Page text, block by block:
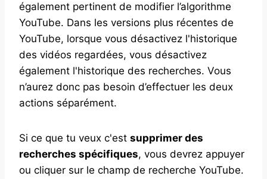
également pertinent de modifier l’algorithme
YouTube. Dans les versions plus récentes de
YouTube, lorsque vous désactivez l'historique
des vidéos regardées, vous désactivez
également l'historique des recherches. Vous
n’aurez donc pas besoin d’effectuer les deux
actions séparément.
Si ce que tu veux c'est supprimer des
recherches spécifiques, vous devrez appuyer
ou cliquer sur le champ de recherche YouTube.